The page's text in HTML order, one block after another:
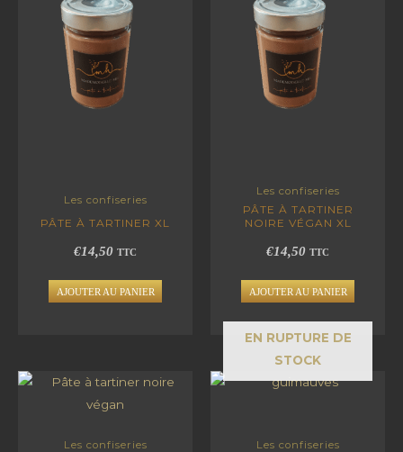
Les confiseries
PÂTE À TARTINER XL
€14,50 TTC
AJOUTER AU PANIER
Les confiseries
PÂTE À TARTINER
NOIRE VÉGAN XL
€14,50 TTC
AJOUTER AU PANIER
Les confiseries
EN RUPTURE DE
STOCK
Les confiseries